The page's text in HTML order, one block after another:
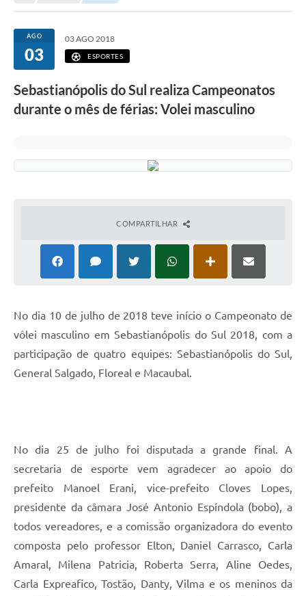
AGO
03
03 AGO 2018
ESPORTES
Sebastianópolis do Sul realiza Campeonatos
durante o mês de férias: Volei masculino
COMPARTILHAR
No dia 10 de julho de 2018 teve início o Campeonato de
vôlei masculino em Sebastianópolis do Sul 2018, com a
participação de quatro equipes: Sebastianópolis do Sul,
General Salgado, Floreal e Macaubal.
No dia 25 de julho foi disputada a grande final. A
secretaria de esporte vem agradecer ao apoio do
prefeito Manoel Erani, vice-prefeito Cloves Lopes,
presidente da câmara José Antonio Espíndola (bobo), a
todos vereadores, e a comissão organizadora do evento
composta pelo professor Elton, Daniel Carrasco, Carla
Amaral, Milena Patricia, Roberta Serra, Aline Oedes,
Carla Expreafico, Tostão, Danty, Vilma e os meninos da